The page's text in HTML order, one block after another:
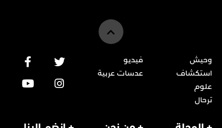
وحيش
استكشاف
علوم
ترحال
فيديو
عدسات عربية